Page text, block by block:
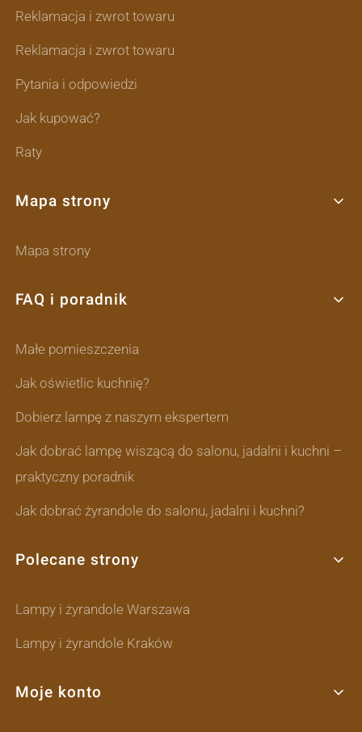
Reklamacja i zwrot towaru
Reklamacja i zwrot towaru
Pytania i odpowiedzi
Jak kupować?
Raty
Mapa strony
Mapa strony
FAQ i poradnik
Małe pomieszczenia
Jak oświetlic kuchnię?
Dobierz lampę z naszym ekspertem
Jak dobrać lampę wiszącą do salonu, jadalni i kuchni –
praktyczny poradnik
Jak dobrać żyrandole do salonu, jadalni i kuchni?
Polecane strony
Lampy i żyrandole Warszawa
Lampy i żyrandole Kraków
Moje konto